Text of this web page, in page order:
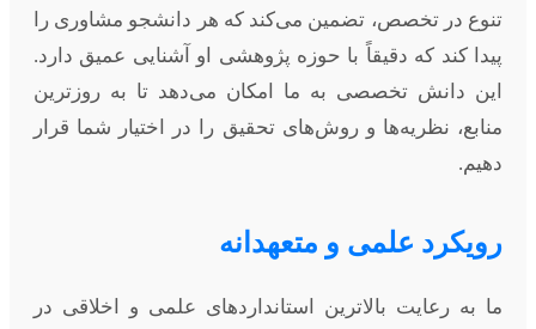
تنوع در تخصص، تضمین می‌کند که هر دانشجو مشاوری را
پیدا کند که دقیقاً با حوزه پژوهشی او آشنایی عمیق دارد.
این دانش تخصصی به ما امکان می‌دهد تا به روزترین
منابع، نظریه‌ها و روش‌های تحقیق را در اختیار شما قرار
دهیم.
رویکرد علمی و متعهدانه
ما به رعایت بالاترین استانداردهای علمی و اخلاقی در